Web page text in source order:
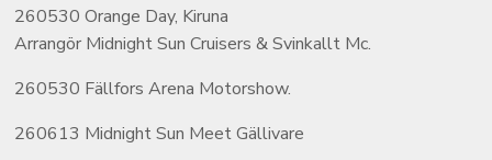
260530 Orange Day, Kiruna
Arrangör Midnight Sun Cruisers & Svinkallt Mc.
260530 Fällfors Arena Motorshow.
260613 Midnight Sun Meet Gällivare